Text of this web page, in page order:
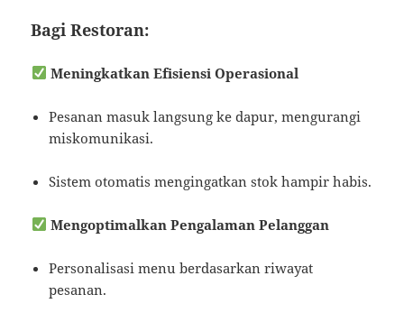
Bagi Restoran:
Meningkatkan Efisiensi Operasional
Pesanan masuk langsung ke dapur, mengurangi
miskomunikasi.
Sistem otomatis mengingatkan stok hampir habis.
Mengoptimalkan Pengalaman Pelanggan
Personalisasi menu berdasarkan riwayat
pesanan.